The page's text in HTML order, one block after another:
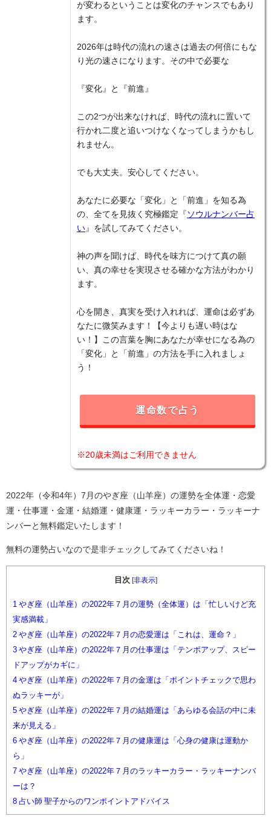
が変わるということは変化のチャンスでもあり
ます。
2026年は時代の流れの速さは過去の何倍にもな
り光の速さになります。その中で必要な
『変化』と『前進』
この2つが出来なければ、時代の流れに置いて
行かれ二度と追いつけなくなってしまうかもし
れません。
でも大丈夫。安心してください。
あなたに必要な「変化」と「前進」を知る為
の、全てを見抜く究極鑑定『 ソウルナンバー占
い 』を試してみてください。
神の声を聞けば、時代を味方につけて真の願
い、真の幸せを実現させる確かな方法がわかり
ます。
心を開き、真実を受け入れれば、運命は必ずあ
なたに微笑みます！【今よりも遅い時はな
い！】この言葉を胸にあなたが幸せになる為の
「変化」と「前進」の方法を手に入れましょ
う！
運命数で占う
※20歳未満はご利用できません
2022年（令和4年）7月のやぎ座（山羊座）の運勢を全体運・恋愛
運・仕事運・金運・結婚運・健康運・ラッキーカラー・ラッキーナ
ンバーと無料鑑定いたします！
無料の運勢占いなので是非チェックしてみてくださいね！
目次 非表示]
1 やぎ座（山羊座）の2022年７月の運勢（全体運）は「忙しいけど充
実感満載」
2 やぎ座（山羊座）の2022年７月の恋愛運は「これは、運命？」
3 やぎ座（山羊座）の2022年７月の仕事運は「テンポアップ、スピー
ドアップがカギに」
4 やぎ座（山羊座）の2022年７月の金運は「ポイントチェックで思わ
ぬラッキーが」
5 やぎ座（山羊座）の2022年７月の結婚運は「あらゆる会話の中に未
来が見える」
6 やぎ座（山羊座）の2022年７月の健康運は「心身の健康は運動か
ら」
7 やぎ座（山羊座）の2022年７月のラッキーカラー・ラッキーナンバ
ーは？
8 占い師 聖子からのワンポイントアドバイス